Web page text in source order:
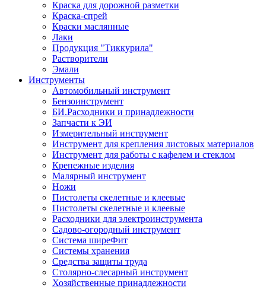
Краска для дорожной разметки
Краска-спрей
Краски маслянные
Лаки
Продукция "Тиккурила"
Растворители
Эмали
Инструменты
Автомобильный инструмент
Бензоинструмент
БИ.Расходники и принадлежности
Запчасти к ЭИ
Измерительный инструмент
Инструмент для крепления листовых материалов
Инструмент для работы с кафелем и стеклом
Крепежные изделия
Малярный инструмент
Ножи
Пистолеты скелетные и клеевые
Пистолеты скелетные и клеевые
Расходники для электроинструмента
Садово-огородный инструмент
Система ширеФит
Системы хранения
Средства защиты труда
Столярно-слесарный инструмент
Хозяйственные принадлежности